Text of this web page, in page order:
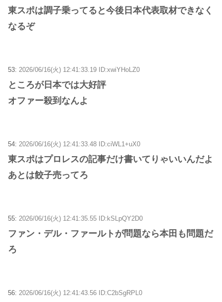
東スポは調子乗ってると今後日本代表取材できなく
なるぞ
53: 2026/06/16(火) 12:41:33.19 ID:xwiYHoLZ0
ところが日本では大好評
オファー殺到なんよ
54: 2026/06/16(火) 12:41:33.48 ID:ciWL1+uX0
東スポはプロレスの記事だけ書いてりゃいいんだよ
あとは餃子売ってろ
55: 2026/06/16(火) 12:41:35.55 ID:kSLpQY2D0
ファン・デル・ファールトが問題なら本田も問題だ
ろ
56: 2026/06/16(火) 12:41:43.56 ID:C2bSgRPL0